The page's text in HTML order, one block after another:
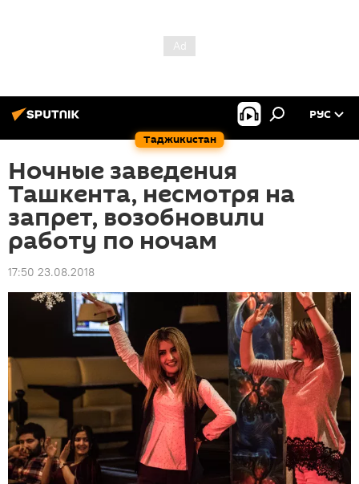
Таджикистан
РУС
Ночные заведения
Ташкента, несмотря на
запрет, возобновили
работу по ночам
17:50 23.08.2018